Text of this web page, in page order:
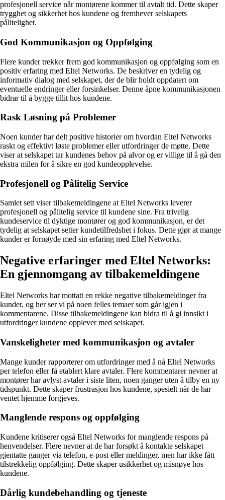
profesjonell service når montørene kommer til avtalt tid. Dette skaper
trygghet og sikkerhet hos kundene og fremhever selskapets
pålitelighet.
God Kommunikasjon og Oppfølging
Flere kunder trekker frem god kommunikasjon og oppfølging som en
positiv erfaring med Eltel Networks. De beskriver en tydelig og
informativ dialog med selskapet, der de blir holdt oppdatert om
eventuelle endringer eller forsinkelser. Denne åpne kommunikasjonen
bidrar til å bygge tillit hos kundene.
Rask Løsning på Problemer
Noen kunder har delt positive historier om hvordan Eltel Networks
raskt og effektivt løste problemer eller utfordringer de møtte. Dette
viser at selskapet tar kundenes behov på alvor og er villige til å gå den
ekstra milen for å sikre en god kundeopplevelse.
Profesjonell og Pålitelig Service
Samlet sett viser tilbakemeldingene at Eltel Networks leverer
profesjonell og pålitelig service til kundene sine. Fra trivelig
kundeservice til dyktige montører og god kommunikasjon, er det
tydelig at selskapet setter kundetilfredshet i fokus. Dette gjør at mange
kunder er fornøyde med sin erfaring med Eltel Networks.
Negative erfaringer med Eltel Networks:
En gjennomgang av tilbakemeldingene
Eltel Networks har mottatt en rekke negative tilbakemeldinger fra
kunder, og her ser vi på noen felles temaer som går igjen i
kommentarene. Disse tilbakemeldingene kan bidra til å gi innsikt i
utfordringer kundene opplever med selskapet.
Vanskeligheter med kommunikasjon og avtaler
Mange kunder rapporterer om utfordringer med å nå Eltel Networks
per telefon eller få etablert klare avtaler. Flere kommentarer nevner at
montører har avlyst avtaler i siste liten, noen ganger uten å tilby en ny
tidspunkt. Dette skaper frustrasjon hos kundene, spesielt når de har
ventet hjemme forgjeves.
Manglende respons og oppfølging
Kundene kritiserer også Eltel Networks for manglende respons på
henvendelser. Flere nevner at de har forsøkt å kontakte selskapet
gjentatte ganger via telefon, e-post eller meldinger, men har ikke fått
tilstrekkelig oppfølging. Dette skaper usikkerhet og misnøye hos
kundene.
Dårlig kundebehandling og tjeneste